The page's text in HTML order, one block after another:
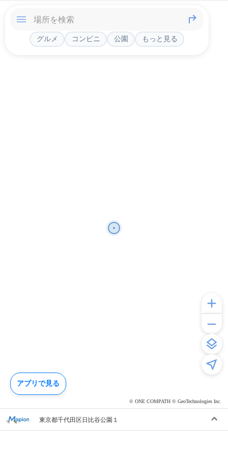
© ONE COMPATH © GeoTechnologies Inc.
グルメ コンビニ 公園 もっと見る
東京都千代田区日比谷公園１
アプリで見る